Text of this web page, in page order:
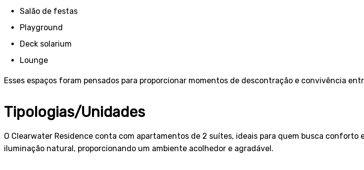
Salão de festas
Playground
Deck solarium
Lounge
Esses espaços foram pensados para proporcionar momentos de descontração e convivência
Tipologias/Unidades
O Clearwater Residence conta com apartamentos de 2 suítes, ideais para quem busca
iluminação natural, proporcionando um ambiente acolhedor e agradável.